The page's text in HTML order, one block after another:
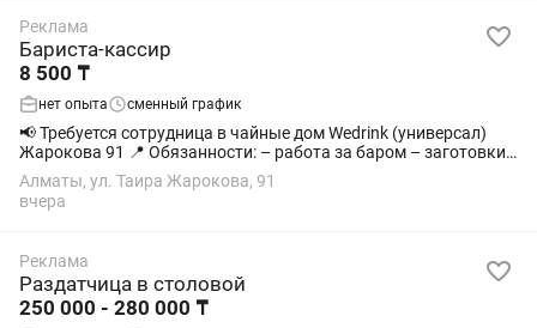
Реклама
Бариста-кассир
8 500 ₸
нет опыта сменный график
📢 Требуется сотрудница в чайные дом Wedrink (универсал)
Жарокова 91 📍 Обязанности: – работа за баром – заготовки
– работа с кассой (универсальный сотрудник) 🕐 График: 2/2
Смены: 16:30 -...
Алматы, ул. Таира Жарокова, 91
вчера
Реклама
Раздатчица в столовой
250 000 - 280 000 ₸